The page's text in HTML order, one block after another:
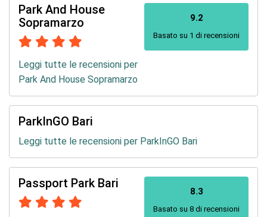
Park And House
Sopramarzo
Leggi tutte le recensioni per
Park And House Sopramarzo
9.2
Basato su 1 di recensioni
ParkInGO Bari
Leggi tutte le recensioni per ParkInGO Bari
Passport Park Bari
8.3
Basato su 8 di recensioni